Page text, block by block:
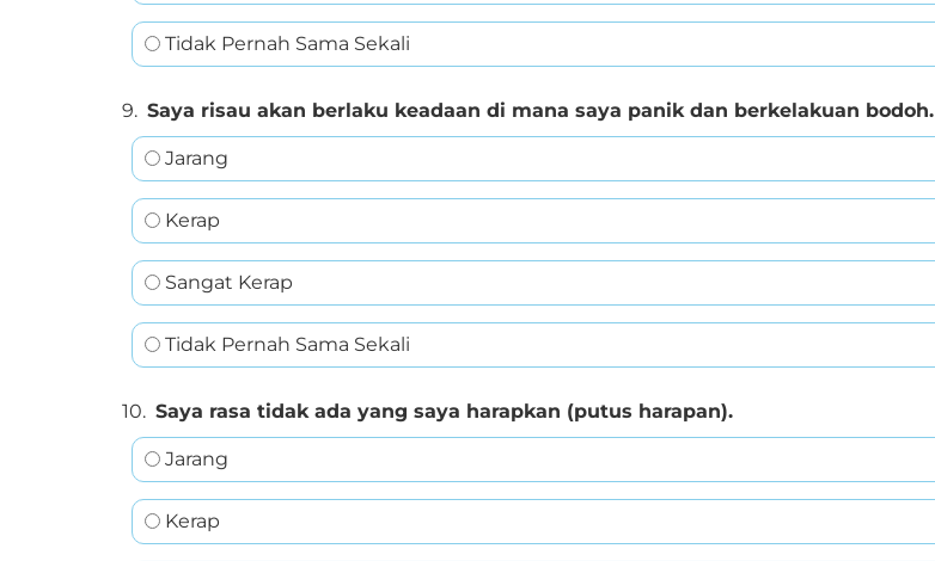
Tidak Pernah Sama Sekali
9. Saya risau akan berlaku keadaan di mana saya panik dan berkelakuan bodoh.
Jarang
Kerap
Sangat Kerap
Tidak Pernah Sama Sekali
10. Saya rasa tidak ada yang saya harapkan (putus harapan).
Jarang
Kerap